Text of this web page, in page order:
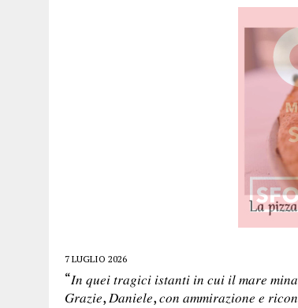
7 LUGLIO 2026
“𝐼𝑛 𝑞𝑢𝑒𝑖 𝑡𝑟𝑎𝑔𝑖𝑐𝑖 𝑖𝑠𝑡𝑎𝑛𝑡𝑖 𝑖𝑛 𝑐𝑢𝑖 𝑖𝑙 𝑚𝑎𝑟𝑒
𝐺𝑟𝑎𝑧𝑖𝑒, 𝐷𝑎𝑛𝑖𝑒𝑙𝑒, 𝑐𝑜𝑛 𝑎𝑚𝑚𝑖𝑟𝑎𝑧𝑖𝑜𝑛𝑒 𝑒